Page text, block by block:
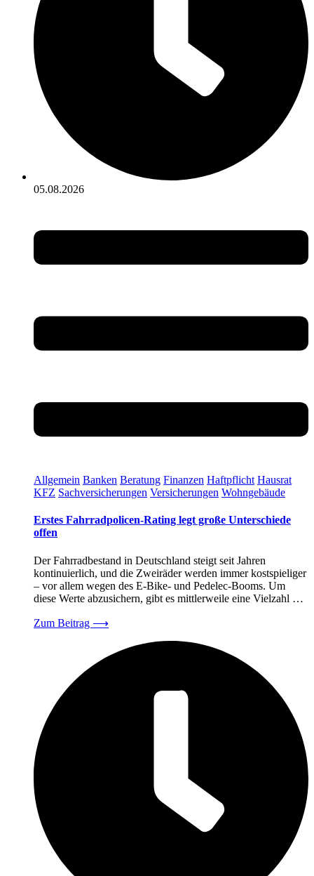
05.08.2026
Allgemein Banken Beratung Finanzen Haftpflicht Hausrat
KFZ Sachversicherungen Versicherungen Wohngebäude
Erstes Fahrradpolicen-Rating legt große Unterschiede
offen
Der Fahrradbestand in Deutschland steigt seit Jahren
kontinuierlich, und die Zweiräder werden immer kostspieliger
– vor allem wegen des E-Bike- und Pedelec-Booms. Um
diese Werte abzusichern, gibt es mittlerweile eine Vielzahl …
Zum Beitrag ⟶